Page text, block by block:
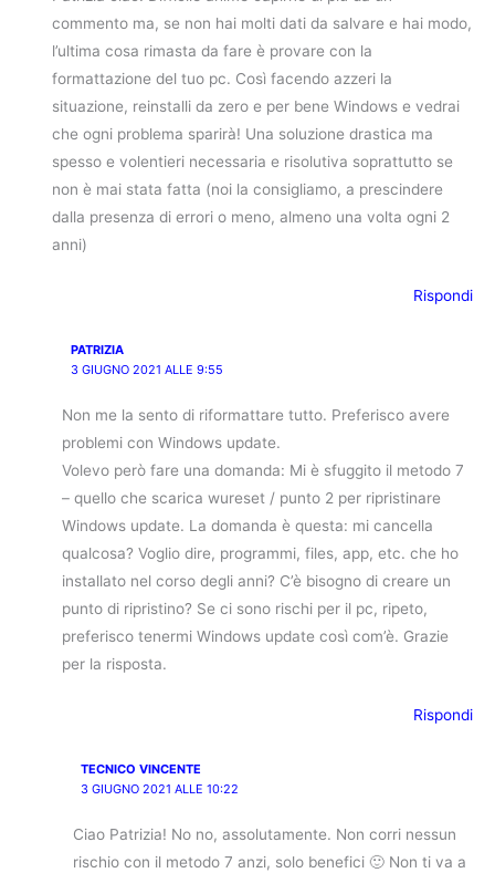
commento ma, se non hai molti dati da salvare e hai modo,
l’ultima cosa rimasta da fare è provare con la
formattazione del tuo pc. Così facendo azzeri la
situazione, reinstalli da zero e per bene Windows e vedrai
che ogni problema sparirà! Una soluzione drastica ma
spesso e volentieri necessaria e risolutiva soprattutto se
non è mai stata fatta (noi la consigliamo, a prescindere
dalla presenza di errori o meno, almeno una volta ogni 2
anni)
Rispondi
PATRIZIA
3 GIUGNO 2021 ALLE 9:55
Non me la sento di riformattare tutto. Preferisco avere
problemi con Windows update.
Volevo però fare una domanda: Mi è sfuggito il metodo 7
– quello che scarica wureset / punto 2 per ripristinare
Windows update. La domanda è questa: mi cancella
qualcosa? Voglio dire, programmi, files, app, etc. che ho
installato nel corso degli anni? C’è bisogno di creare un
punto di ripristino? Se ci sono rischi per il pc, ripeto,
preferisco tenermi Windows update così com’è. Grazie
per la risposta.
Rispondi
TECNICO VINCENTE
3 GIUGNO 2021 ALLE 10:22
Ciao Patrizia! No no, assolutamente. Non corri nessun
rischio con il metodo 7 anzi, solo benefici 🙂 Non ti va a